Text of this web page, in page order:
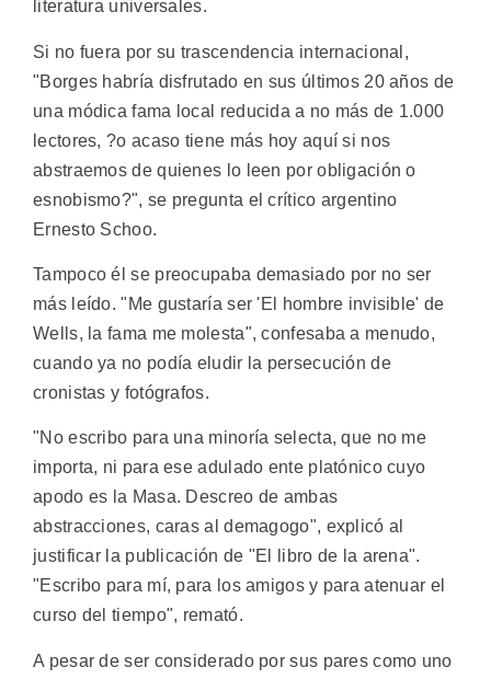
literatura universales.
Si no fuera por su trascendencia internacional,
"Borges habría disfrutado en sus últimos 20 años de
una módica fama local reducida a no más de 1.000
lectores, ?o acaso tiene más hoy aquí si nos
abstraemos de quienes lo leen por obligación o
esnobismo?", se pregunta el crítico argentino
Ernesto Schoo.
Tampoco él se preocupaba demasiado por no ser
más leído. "Me gustaría ser 'El hombre invisible' de
Wells, la fama me molesta", confesaba a menudo,
cuando ya no podía eludir la persecución de
cronistas y fotógrafos.
"No escribo para una minoría selecta, que no me
importa, ni para ese adulado ente platónico cuyo
apodo es la Masa. Descreo de ambas
abstracciones, caras al demagogo", explicó al
justificar la publicación de "El libro de la arena".
"Escribo para mí, para los amigos y para atenuar el
curso del tiempo", remató.
A pesar de ser considerado por sus pares como uno